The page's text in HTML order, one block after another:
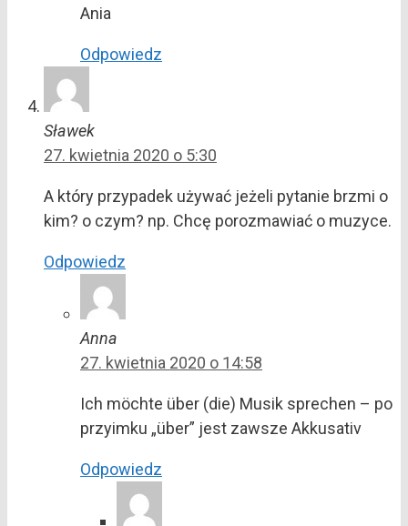
Ania
Odpowiedz
Sławek
27. kwietnia 2020 o 5:30
A który przypadek używać jeżeli pytanie brzmi o
kim? o czym? np. Chcę porozmawiać o muzyce.
Odpowiedz
Anna
27. kwietnia 2020 o 14:58
Ich möchte über (die) Musik sprechen – po
przyimku „über” jest zawsze Akkusativ
Odpowiedz